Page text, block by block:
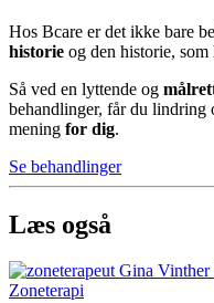
Hos Bcare er det ikke bare
historie og den historie,
Så ved en lyttende og
behandlinger, får du
mening for dig.
Se behandlinger
Læs også
Zoneterapi